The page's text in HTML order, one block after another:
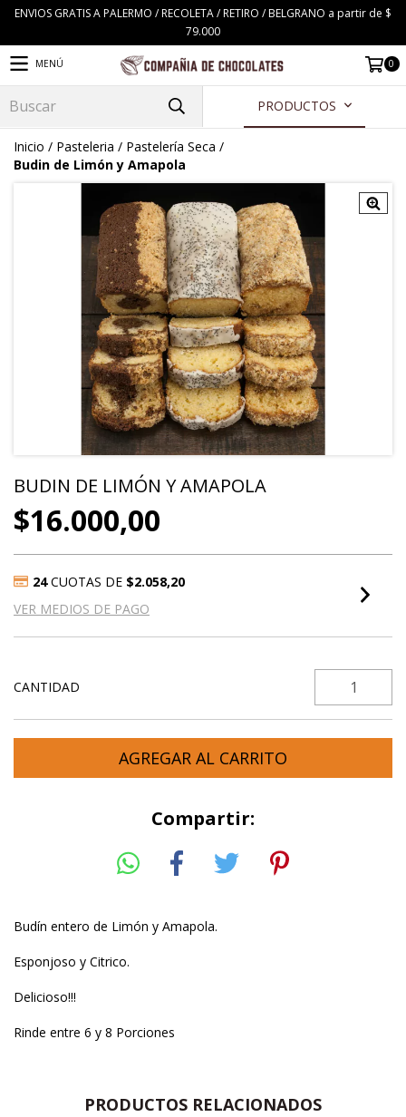
ENVIOS GRATIS A PALERMO / RECOLETA / RETIRO / BELGRANO a partir de $
79.000
MENÚ 0
PRODUCTOS
Inicio / Pasteleria / Pastelería Seca /
Budin de Limón y Amapola
BUDIN DE LIMÓN Y AMAPOLA
$16.000,00
24CUOTAS DE $2.058,20
VER MEDIOS DE PAGO
CANTIDAD
Compartir:
Budín entero de Limón y Amapola.
Esponjoso y Citrico.
Delicioso!!!
Rinde entre 6 y 8 Porciones
PRODUCTOS RELACIONADOS